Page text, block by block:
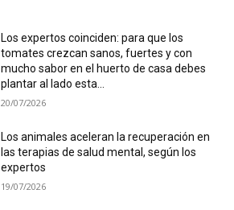
Los expertos coinciden: para que los
tomates crezcan sanos, fuertes y con
mucho sabor en el huerto de casa debes
plantar al lado esta...
20/07/2026
Los animales aceleran la recuperación en
las terapias de salud mental, según los
expertos
19/07/2026